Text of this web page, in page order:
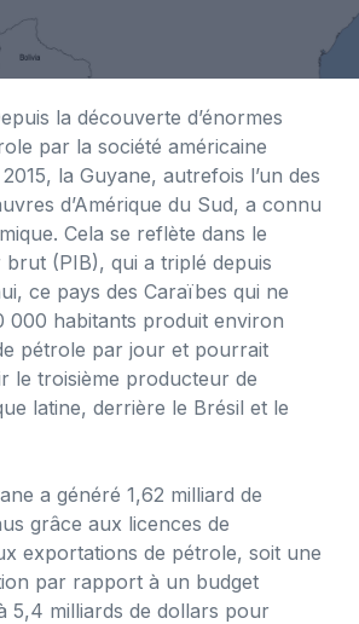
la découverte d’énormes
par la société américaine
la Guyane, autrefois l’un des
d’Amérique du Sud, a connu
Cela se reflète dans le
(PIB), qui a triplé depuis
ce pays des Caraïbes qui ne
000 habitants produit environ
pétrole par jour et pourrait
le troisième producteur de
latine, derrière le Brésil et le
a généré 1,62 milliard de
grâce aux licences de
exportations de pétrole, soit une
par rapport à un budget
5,4 milliards de dollars pour